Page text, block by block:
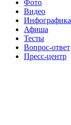
Фото
Видео
Инфографика
Афиша
Тесты
Вопрос-ответ
Пресс-центр